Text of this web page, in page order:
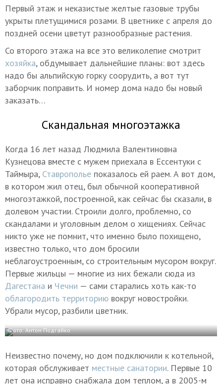
Первый этаж и неказистые желтые газовые трубы
укрыты плетущимися розами. В цветнике с апреля до
поздней осени цветут разнообразные растения.
Со второго этажа на все это великолепие смотрит
хозяйка, обдумывает дальнейшие планы: вот здесь
надо бы альпийскую горку соорудить, а вот тут
заборчик поправить. И номер дома надо бы новый
заказать…
Скандальная многоэтажка
Когда 16 лет назад Людмила Валентиновна
Кузнецова вместе с мужем приехала в Ессентуки с
Таймыра, Ставрополье показалось ей раем. А вот дом,
в котором жил отец, был обычной кооперативной
многоэтажкой, построенной, как сейчас бы сказали, в
долевом участии. Строили долго, проблемно, со
скандалами и уголовным делом о хищениях. Сейчас
никто уже не помнит, что именно было похищено,
известно только, что дом бросили
неблагоустроенным, со строительным мусором вокруг.
Первые жильцы — многие из них бежали сюда из
Дагестана и Чечни — сами старались хоть как-то
облагородить территорию вокруг новостройки.
Убрали мусор, разбили цветник.
Фото: Антон Подгайко
Неизвестно почему, но дом подключили к котельной,
которая обслуживает местные санатории. Первые 10
лет она исправно снабжала дом теплом, а в 2005-м